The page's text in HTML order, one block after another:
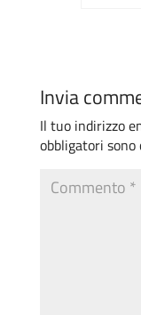
Invia
Il tuo indirizzo
obbligatori